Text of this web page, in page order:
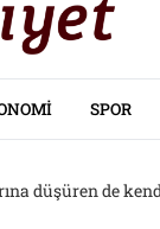
SPOR
düşüren de